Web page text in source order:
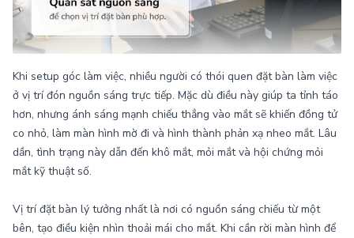
Khi setup góc làm việc, nhiều người có thói quen đặt bàn làm việc
ở vị trí đón nguồn sáng trực tiếp. Mặc dù điều này giúp ta tỉnh táo
hơn, nhưng ánh sáng mạnh chiếu thẳng vào mắt sẽ khiến đồng tử
co nhỏ, làm màn hình mờ đi và hình thành phản xạ nheo mắt. Lâu
dần, tình trạng này dẫn đến khô mắt, mỏi mắt và hội chứng mỏi
mắt kỹ thuật số.
Vị trí đặt bàn lý tưởng nhất là nơi có nguồn sáng chiếu từ một
bên, tạo điều kiện nhìn thoải mái cho mắt. Khi cần rời màn hình để